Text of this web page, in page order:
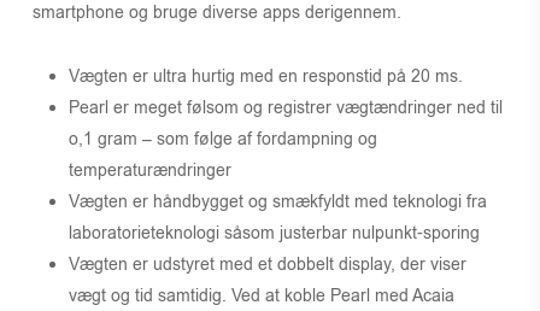
smartphone og bruge diverse apps derigennem.
Vægten er ultra hurtig med en responstid på 20 ms.
Pearl er meget følsom og registrer vægtændringer ned til
o,1 gram – som følge af fordampning og
temperaturændringer
Vægten er håndbygget og smækfyldt med teknologi fra
laboratorieteknologi såsom justerbar nulpunkt-sporing
Vægten er udstyret med et dobbelt display, der viser
vægt og tid samtidig. Ved at koble Pearl med Acaia